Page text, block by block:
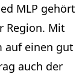
MLP gehört
Region. Mit
auf einen gut
auch der